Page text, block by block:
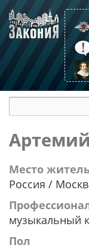
Место
Россия /
музыкальный
Пол